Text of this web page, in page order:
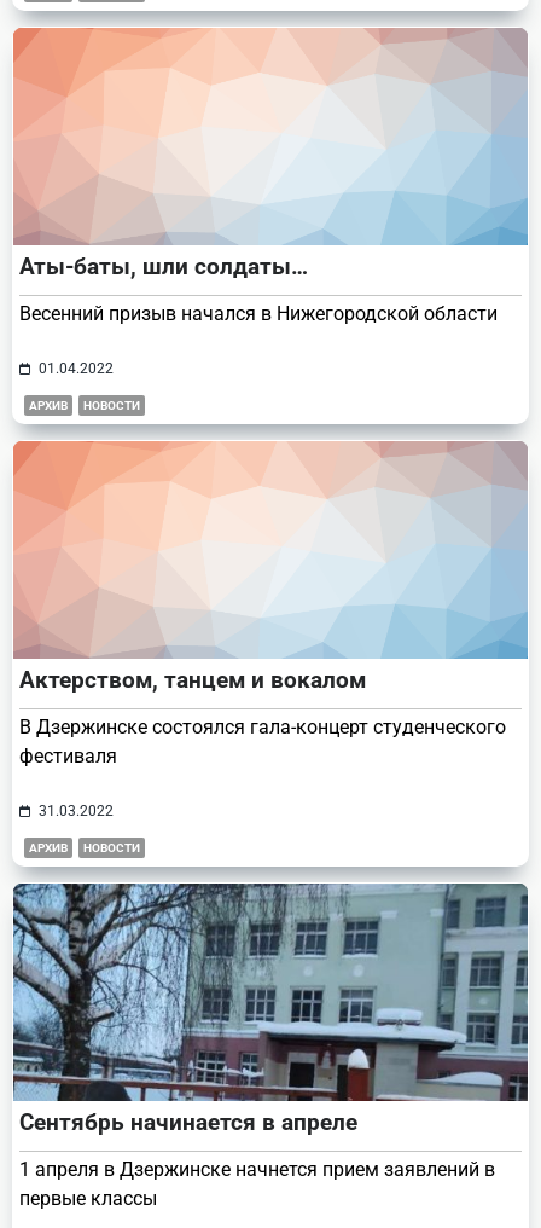
Аты-баты, шли солдаты…
Весенний призыв начался в Нижегородской области
01.04.2022
АРХИВ НОВОСТИ
Актерством, танцем и вокалом
В Дзержинске состоялся гала-концерт студенческого
фестиваля
31.03.2022
АРХИВ НОВОСТИ
Сентябрь начинается в апреле
1 апреля в Дзержинске начнется прием заявлений в
первые классы